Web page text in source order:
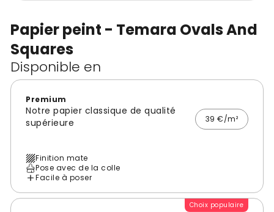
Papier peint - Temara Ovals And
Squares
Disponible en
Premium
Notre papier classique de qualité
supérieure
39 €/m²
Finition mate
Pose avec de la colle
Facile à poser
Choix populaire